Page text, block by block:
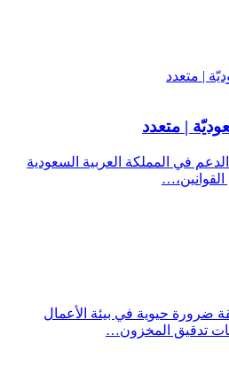
| متعدد
في المملكة العربية السعودية
ضرورة حيوية في بيئة الأعمال
تدقيق المخزون…